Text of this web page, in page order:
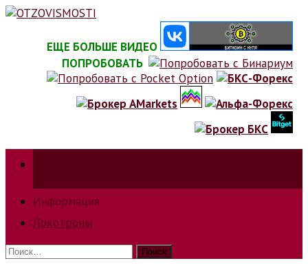
Skip
ЕЩЕ БОЛЬШЕ ВИДЕО
ПОПРОБОВАТЬ
Информация
Лохотроны
Найти: